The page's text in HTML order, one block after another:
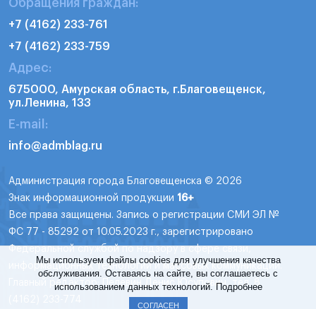
Обращения граждан:
+7 (4162) 233-761
+7 (4162) 233-759
Адрес:
675000, Амурская область, г.Благовещенск,
ул.Ленина, 133
E-mail:
info@admblag.ru
Администрация города Благовещенска © 2026
Знак информационной продукции 16+
Все права защищены. Запись о регистрации СМИ ЭЛ №
ФС 77 - 85292 от 10.05.2023 г., зарегистрировано
Федеральной службой по надзору в сфере связи,
информационных технологий и массовых коммуникаций.
Главный редактор: Пелевин Денис Юсупович, тел. 8
Мы используем файлы cookies для улучшения качества
обслуживания. Оставаясь на сайте, вы соглашаетесь с
использованием данных технологий. Подробнее
СОГЛАСЕН